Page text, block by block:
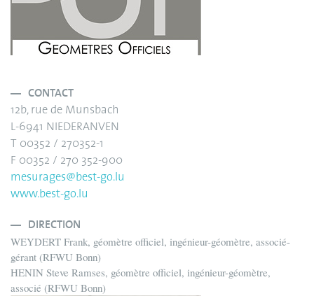
CONTACT
12b, rue de Munsbach
L-6941 NIEDERANVEN
T 00352 / 270352-1
F 00352 / 270 352-900
mesurages@best-go.lu
www.best-go.lu
DIRECTION
WEYDERT Frank, géomètre officiel, ingénieur-géomètre, associé-
gérant (RFWU Bonn)
HENIN Steve Ramses, géomètre officiel, ingénieur-géomètre,
associé (RFWU Bonn)